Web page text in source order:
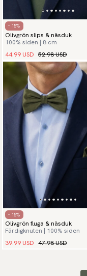
- 15%
Olivgrön slips & näsduk
100% siden | 8 cm
44.99 USD 52.98 USD
- 15%
Olivgrön fluga & näsduk
Färdigknuten | 100% siden
39.99 USD 47.98 USD